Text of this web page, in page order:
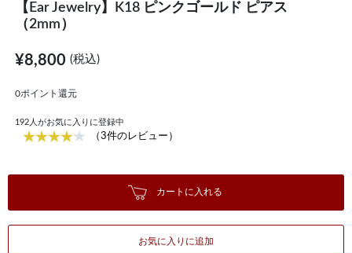
【Ear Jewelry】K18 ピンクゴールド ピアス
（2mm）
¥8,800(税込)
0ポイント還元
192 人がお気に入りに登録中
（3件のレビュー）
カートに入れる
お気に入りに追加